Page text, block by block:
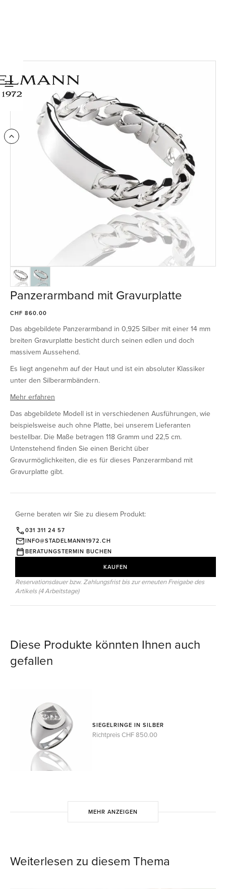
Panzerarmband mit Gravurplatte
CHF 860.00
Das abgebildete Panzerarmband in 0,925 Silber mit einer 14 mm
breiten Gravurplatte besticht durch seinen edlen und doch
massivem Aussehend.
Es liegt angenehm auf der Haut und ist ein absoluter Klassiker
unter den Silberarmbändern.
Mehr erfahren
Das abgebildete Modell ist in verschiedenen Ausführungen, wie
beispielsweise auch ohne Platte, bei unserem Lieferanten
bestellbar. Die Maße betragen 118 Gramm und 22,5 cm.
Untenstehend finden Sie einen Bericht über
Gravurmöglichkeiten, die es für dieses Panzerarmband mit
Gravurplatte gibt.
Gerne beraten wir Sie zu diesem Produkt:
031 311 24 57
INFO@STADELMANN1972.CH
BERATUNGSTERMIN BUCHEN
KAUFEN
Reservationsdauer bzw. Zahlungsfrist bis zur erneuten Freigabe des
Artikels (4 Arbeitstage)
Diese Produkte könnten Ihnen auch
gefallen
SIEGELRINGE IN SILBER
Richtpreis CHF 850.00
MEHR ANZEIGEN
Weiterlesen zu diesem Thema